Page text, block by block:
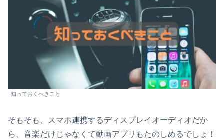
知っておくべきこと
そもそも、スマホ連携するディスプレイオーディオだか
ら、音楽だけじゃなくて動画アプリもたのしめるでしょ！